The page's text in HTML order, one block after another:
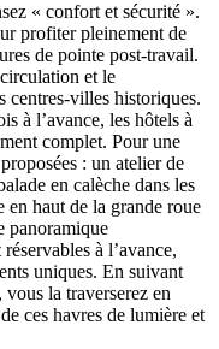
« confort et sécurité ».
profiter pleinement de
de pointe post-travail.
et le
centres-villes historiques.
à l’avance, les hôtels à
complet. Pour une
: un atelier de
en calèche dans les
en haut de la grande roue
panoramique
à l’avance,
uniques. En suivant
la traverserez en
ces havres de lumière et